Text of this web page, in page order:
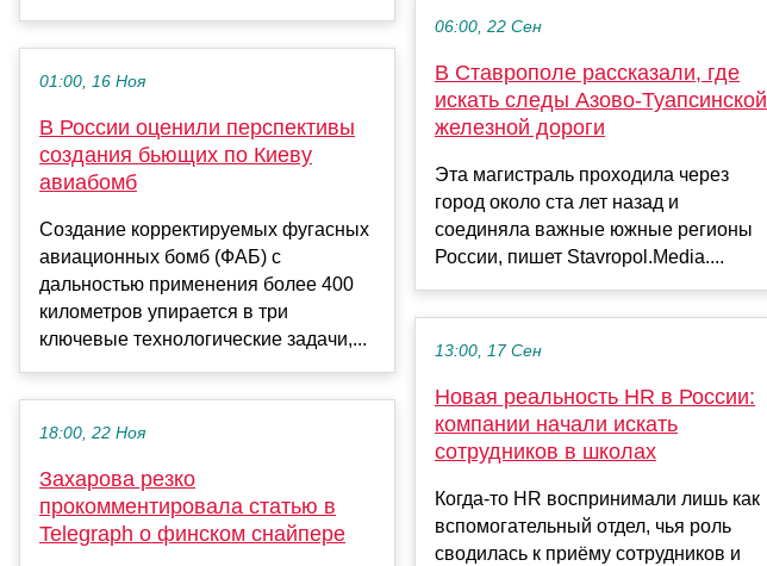
01:00, 16 Ноя
В России оценили перспективы
создания бьющих по Киеву
авиабомб
Создание корректируемых фугасных
авиационных бомб (ФАБ) с
дальностью применения более 400
километров упирается в три
ключевые технологические задачи,...
18:00, 22 Ноя
Захарова резко
прокомментировала статью в
Telegraph о финском снайпере
06:00, 22 Сен
В Ставрополе рассказали, где
искать следы Азово-Туапсинской
железной дороги
Эта магистраль проходила через
город около ста лет назад и
соединяла важные южные регионы
России, пишет Stavropol.Media....
13:00, 17 Сен
Новая реальность HR в России:
компании начали искать
сотрудников в школах
Когда-то HR воспринимали лишь как
вспомогательный отдел, чья роль
сводилась к приёму сотрудников и